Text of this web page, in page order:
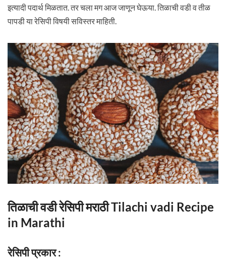
इत्यादी पदार्थ मिळतात. तर चला मग आज जाणून घेऊया. तिळाची वडी व तीळ
पापडी या रेसिपी विषयी सविस्तर माहिती.
तिळाची वडी रेसिपी मराठी Tilachi vadi Recipe
in Marathi
रेसिपी प्रकार :